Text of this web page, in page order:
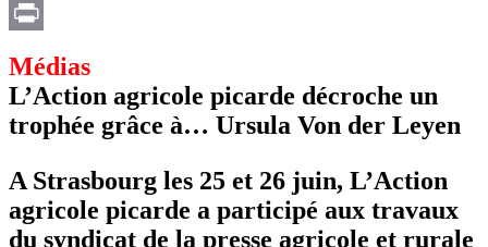
Email
Médias
L’Action agricole picarde décroche un
trophée grâce à… Ursula Von der Leyen
A Strasbourg les 25 et 26 juin, L’Action
agricole picarde a participé aux travaux
du syndicat de la presse agricole et rurale